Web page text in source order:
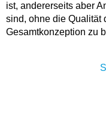
ist, andererseits aber
sind, ohne die Qualität
Gesamtkonzeption zu